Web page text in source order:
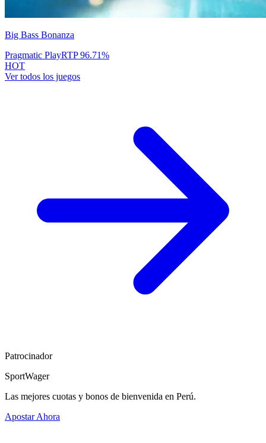
Big Bass Bonanza
Pragmatic PlayRTP96.71%
HOT
Ver todos los juegos
Patrocinador
SportWager
Las mejores cuotas y bonos de bienvenida en Perú.
Apostar Ahora